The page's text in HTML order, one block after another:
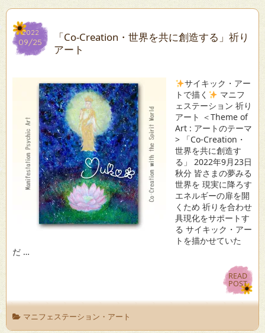
2022
09/25
2022
09/25
「Co-Creation・世界を共に創造する」祈り
アート
サイキック・アー
トで描く
マニフ
ェステーション 祈り
アート ＜Theme of
Art : アートのテーマ
> 「Co-Creation・
世界を共に創造す
る」 2022年9月23日
秋分 皆さまの夢みる
世界を 現実に降ろす
エネルギーの扉を開
くため 祈りを合わせ
具現化をサポートす
る サイキック・アー
トを描かせていた
だ …
READ
POST
READ
POST
マニフェステーション・アート